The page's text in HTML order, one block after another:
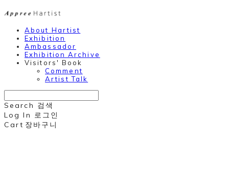
About Hartist
Exhibition
Ambassador
Exhibition Archive
Visitors' Book
Comment
Artist Talk
Search 검색
Log In 로그인
Cart 장바구니